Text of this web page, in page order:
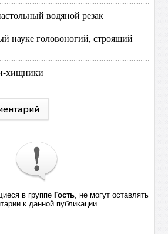
водяной резак
науке головоногий, строящий
хищники
в группе Гость, не могут оставлять
к данной публикации.